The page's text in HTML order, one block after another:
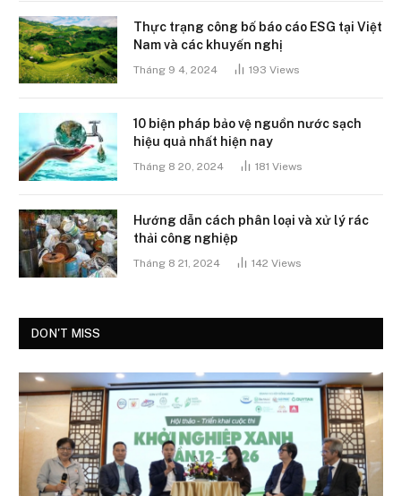
Thực trạng công bố báo cáo ESG tại Việt
Nam và các khuyến nghị
Tháng 9 4, 2024 193 Views
10 biện pháp bảo vệ nguồn nước sạch
hiệu quả nhất hiện nay
Tháng 8 20, 2024 181 Views
Hướng dẫn cách phân loại và xử lý rác
thải công nghiệp
Tháng 8 21, 2024 142 Views
DON'T MISS